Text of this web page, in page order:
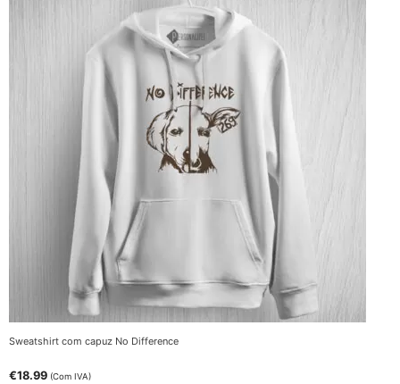
Sweatshirt com capuz No Difference
€18.99 (Com IVA)